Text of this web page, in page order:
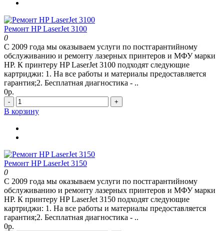
Ремонт HP LaserJet 3100
0
С 2009 года мы оказываем услуги по постгарантийному
обслуживанию и ремонту лазерных принтеров и МФУ марки
HP. К принтеру HP LaserJet 3100 подходят следующие
картриджи: 1. На все работы и материалы предоставляется
гарантия;2. Бесплатная диагностика - ..
0р.
- +
В корзину
Ремонт HP LaserJet 3150
0
С 2009 года мы оказываем услуги по постгарантийному
обслуживанию и ремонту лазерных принтеров и МФУ марки
HP. К принтеру HP LaserJet 3150 подходят следующие
картриджи: 1. На все работы и материалы предоставляется
гарантия;2. Бесплатная диагностика - ..
0р.